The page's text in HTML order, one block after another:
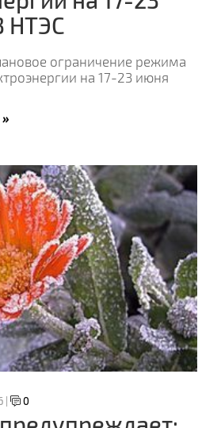
НТЭС
ограничение режима
на 17-23 июня
| 0